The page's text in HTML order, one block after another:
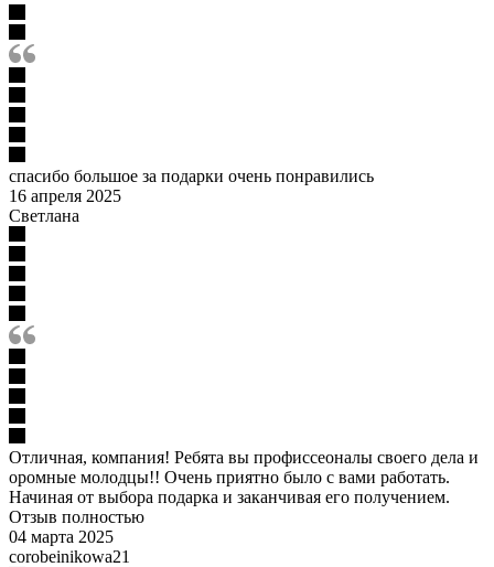
спасибо большое за подарки очень понравились
16 апреля 2025
Светлана
Отличная, компания! Ребята вы профиссеоналы своего дела и
оромные молодцы!! Очень приятно было с вами работать.
Начиная от выбора подарка и заканчивая его получением.
Отзыв полностью
04 марта 2025
corobeinikowa21